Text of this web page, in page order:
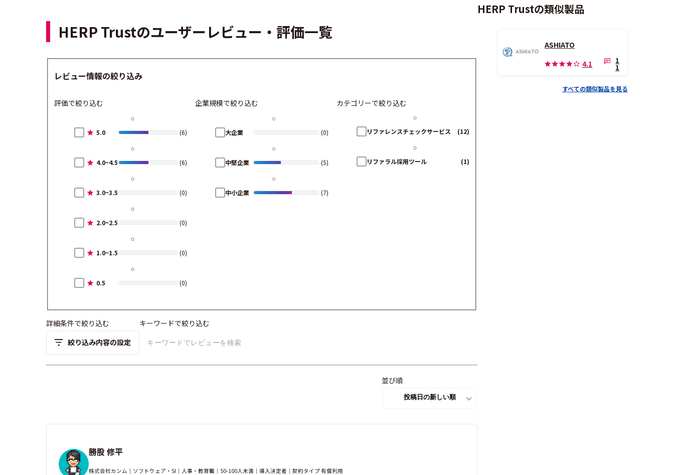
HERP Trustのユーザーレビュー・評価一覧
レビュー情報の絞り込み
評価で絞り込む
5.0 (6)
4.0~4.5 (6)
3.0~3.5 (0)
2.0~2.5 (0)
1.0~1.5 (0)
0.5 (0)
企業規模で絞り込む
大企業 (0)
中堅企業 (5)
中小企業 (7)
カテゴリーで絞り込む
リファレンスチェックサービス (12)
リファラル採用ツール (1)
詳細条件で絞り込む
絞り込み内容の設定
キーワードで絞り込む
並び順
勝股 修平
株式会社カンム｜ソフトウェア・SI｜人事・教育職｜50-100人未満｜導入決定者｜契約タイプ 有償利用
HERP Trustの類似製品
ASHIATO
4.1
1
1
すべての類似製品を見る